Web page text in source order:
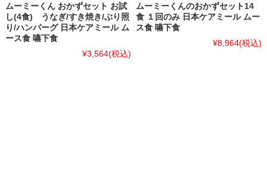
ムーミーくん おかずセット お試
し(4食) うなぎ/すき焼き/ぶり照
り/ハンバーグ 日本ケアミール ム
ース食 嚥下食
¥3,564(税込)
ムーミーくんのおかずセット14
食 １回のみ 日本ケアミール ムー
ス食 嚥下食
¥8,964(税込)